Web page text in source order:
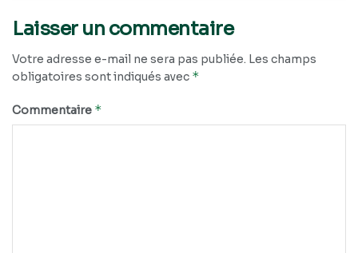
Laisser un commentaire
Votre adresse e-mail ne sera pas publiée. Les champs
obligatoires sont indiqués avec *
Commentaire *